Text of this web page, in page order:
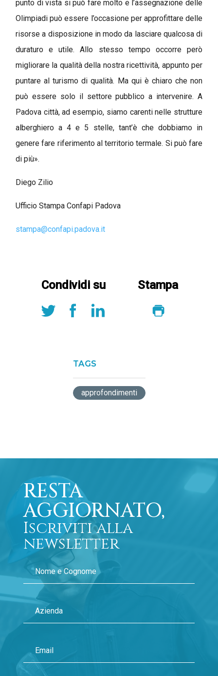
punto di vista si può fare molto e l’assegnazione delle
Olimpiadi può essere l’occasione per approfittare delle
risorse a disposizione in modo da lasciare qualcosa di
duraturo e utile. Allo stesso tempo occorre però
migliorare la qualità della nostra ricettività, appunto per
puntare al turismo di qualità. Ma qui è chiaro che non
può essere solo il settore pubblico a intervenire. A
Padova città, ad esempio, siamo carenti nelle strutture
alberghiero a 4 e 5 stelle, tant’è che dobbiamo in
genere fare riferimento al territorio termale. Si può fare
di più».
Diego Zilio
Ufficio Stampa Confapi Padova
stampa@confapi.padova.it
Condividi su Stampa
TAGS
approfondimenti
RESTA
AGGIORNATO,
Iscriviti alla
newsletter